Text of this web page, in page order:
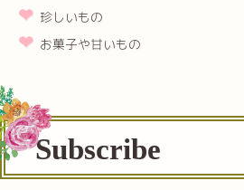
珍しいもの
お菓子や甘いもの
Subscribe